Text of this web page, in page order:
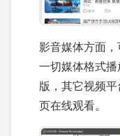
影音媒体方面
一切媒体格式播
版，其它视频
页在线观看。